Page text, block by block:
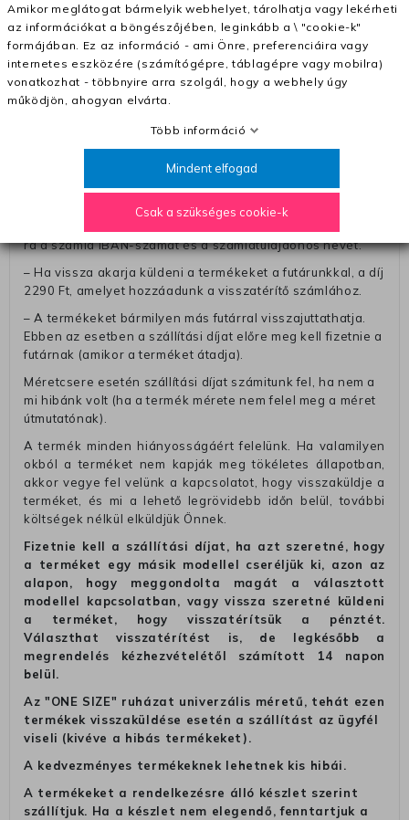
– A kapott termék cseréjéért 3780 Ft szállítási díjat
számolunk fel (oda -vissza út)
Pénzvisszatérítés:
A pénz visszatérítéséhez küldjük a futárt, hogy vegye át
elküldheti. Olyan utávéttel küldött csomagot, melyne
értéke eltér 0 FT-tól, nem fogadunk el. A futárnak átadott
csomagba kérjük, hogy a visszaküldés könnyebb
azonosítása érdekében tegyen egy megjegyzést, amelyre
felírja telefonszámát/rendelési számát. Az eljárás
rá a számla IBAN-számát és a számlatulajdonos nevét.
– Ha vissza akarja küldeni a termékeket a futárunkkal, a díj
2290 Ft, amelyet hozzáadunk a visszatérítő számlához.
– A termékeket bármilyen más futárral visszajuttathatja.
Ebben az esetben a szállítási díjat előre meg kell fizetnie a
futárnak (amikor a terméket átadja).
Méretcsere esetén szállítási díjat számitunk fel, ha nem a
mi hibánk volt (ha a termék mérete nem felel meg a méret
útmutatónak).
A termék minden hiányosságáért felelünk. Ha valamilyen
okból a terméket nem kapják meg tökéletes állapotban,
akkor vegye fel velünk a kapcsolatot, hogy visszaküldje a
terméket, és mi a lehető legrövidebb időn belül, további
költségek nélkül elküldjük Önnek.
Fizetnie kell a szállítási díjat, ha azt szeretné, hogy
a terméket egy másik modellel cseréljük ki, azon az
alapon, hogy meggondolta magát a választott
modellel kapcsolatban, vagy vissza szeretné küldeni
a terméket, hogy visszatérítsük a pénztét.
Választhat visszatérítést is, de legkésőbb a
megrendelés kézhezvételétől számított 14 napon
belül.
Az "ONE SIZE" ruházat univerzális méretű, tehát ezen
termékek visszaküldése esetén a szállítást az ügyfél
viseli (kivéve a hibás termékeket).
A kedvezményes termékeknek lehetnek kis hibái.
A termékeket a rendelkezésre álló készlet szerint
szállítjuk. Ha a készlet nem elegendő, fenntartjuk a
Amikor meglátogat bármelyik webhelyet, tárolhatja vagy lekérheti
az információkat a böngészőjében, leginkább a \ "cookie-k"
formájában. Ez az információ - ami Önre, preferenciáira vagy
internetes eszközére (számítógépre, táblagépre vagy mobilra)
vonatkozhat - többnyire arra szolgál, hogy a webhely úgy
működjön, ahogyan elvárta.
Több információ
Mindent elfogad
Csak a szükséges cookie-k